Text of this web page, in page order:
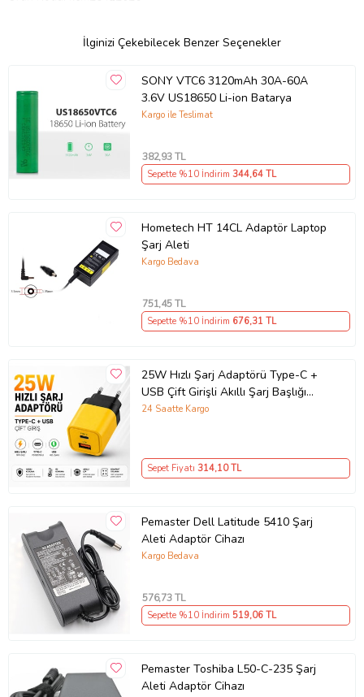
İlginizi Çekebilecek Benzer Seçenekler
SONY VTC6 3120mAh 30A-60A
3.6V US18650 Li-ion Batarya
Kargo ile Teslimat
382,93 TL
Sepette %10 İndirim 344,64 TL
Hometech HT 14CL Adaptör Laptop
Şarj Aleti
Kargo Bedava
751,45 TL
Sepette %10 İndirim 676,31 TL
25W Hızlı Şarj Adaptörü Type-C +
USB Çift Girişli Akıllı Şarj Başlığı
Kompakt Tasarım
24 Saatte Kargo
Sepet Fiyatı 314,10 TL
Pemaster Dell Latitude 5410 Şarj
Aleti Adaptör Cihazı
Kargo Bedava
576,73 TL
Sepette %10 İndirim 519,06 TL
Pemaster Toshiba L50-C-235 Şarj
Aleti Adaptör Cihazı